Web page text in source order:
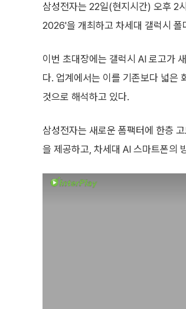
삼성전자는 22일(현지시간) 오후 2
2026'을 개최하고 차세대 갤럭시
이번 초대장에는 갤럭시 AI 로고가
다. 업계에서는 이를 기존보다 넓은
것으로 해석하고 있다.
삼성전자는 새로운 폼팩터에 한층
을 제공하고, 차세대 AI 스마트폰의